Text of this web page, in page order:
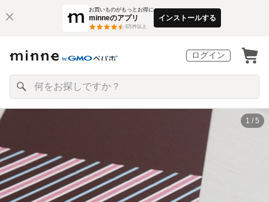
お買いものがもっとお得に
minneのアプリ
3万件以上
インストールする
ログイン
1 / 5